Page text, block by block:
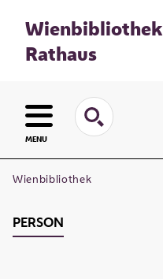
Rathaus
MENU
Wienbibliothek
PERSON